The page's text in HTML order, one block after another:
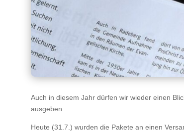
Auch in diesem Jahr dürfen wir wieder einen
ausgeben.
Heute (31.7.) wurden die Pakete an einen